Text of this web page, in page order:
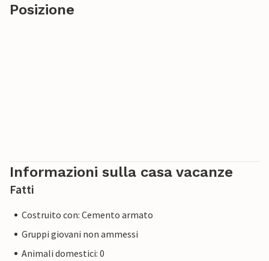
Posizione
Informazioni sulla casa vacanze
Fatti
Costruito con: Cemento armato
Gruppi giovani non ammessi
Animali domestici: 0